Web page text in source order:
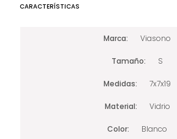
CARACTERÍSTICAS
Marca Viasono
Tamaño S
Medidas 7x7x19
Material Vidrio
Color Blanco